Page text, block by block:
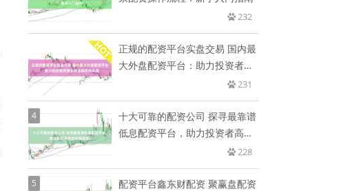
232
正规的配资平台实盘交易 国内最
大外盘配资平台：助力投资者把
231
4
十大可靠的配资公司 探寻最靠谱
低息配资平台，助力投资者高效
228
5
配资平台鑫东财配资 聚赢盘配资